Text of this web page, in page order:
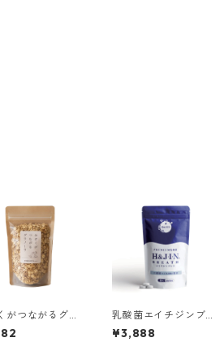
がつながるグラ
乳酸菌エイチジンブレ
ス人用(120粒入り)
¥3,888